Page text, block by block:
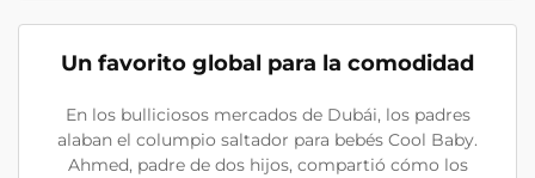
Un favorito global para la comodidad
En los bulliciosos mercados de Dubái, los padres
alaban el columpio saltador para bebés Cool Baby.
Ahmed, padre de dos hijos, compartió cómo los